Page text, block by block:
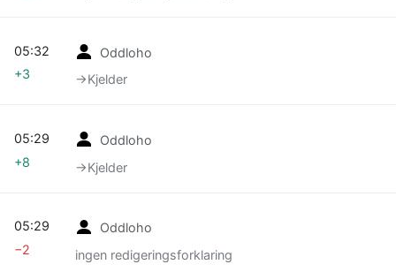
Oddloho
→‎Kjelder
05:32
+3
Oddloho
→‎Kjelder
05:29
+8
Oddloho
ingen redigeringsforklaring
05:29
−2